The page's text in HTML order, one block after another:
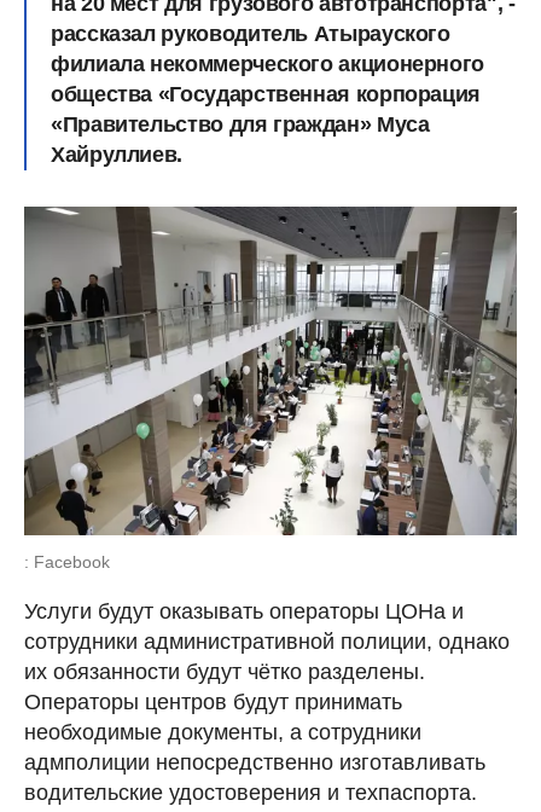
рассказал руководитель Атырауского
филиала некоммерческого акционерного
общества «Государственная корпорация
«Правительство для граждан» Муса
Хайруллиев.
: Facebook
Услуги будут оказывать операторы ЦОНа и
сотрудники административной полиции, однако
их обязанности будут чётко разделены.
Операторы центров будут принимать
необходимые документы, а сотрудники
адмполиции непосредственно изготавливать
водительские удостоверения и техпаспорта.